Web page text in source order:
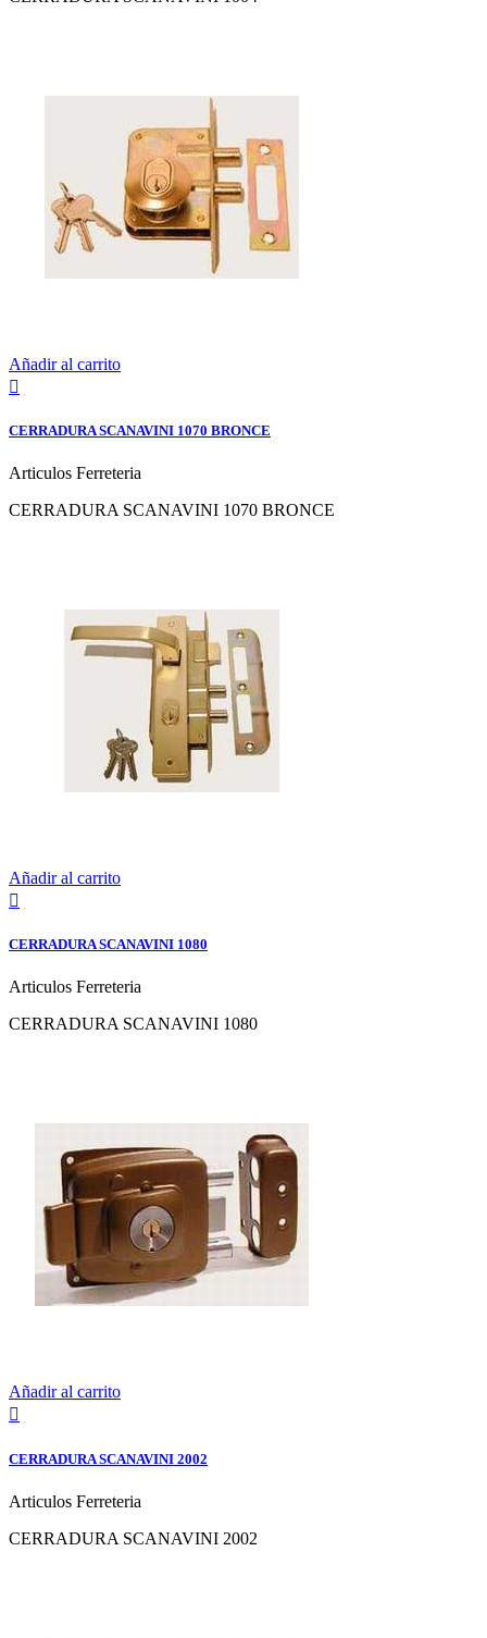
Añadir al carrito

CERRADURA SCANAVINI 1070 BRONCE
Articulos Ferreteria
CERRADURA SCANAVINI 1070 BRONCE
Añadir al carrito

CERRADURA SCANAVINI 1080
Articulos Ferreteria
CERRADURA SCANAVINI 1080
Añadir al carrito

CERRADURA SCANAVINI 2002
Articulos Ferreteria
CERRADURA SCANAVINI 2002